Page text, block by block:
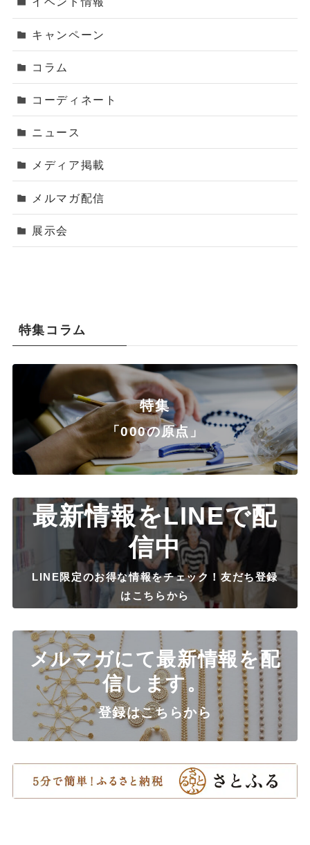
キャンペーン
コラム
コーディネート
ニュース
メディア掲載
メルマガ配信
展示会
特集コラム
特集
「000の原点」
最新情報をLINEで配
信中
LINE限定のお得な情報をチェック！友だち登録
はこちらから
メルマガにて最新情報を配
信します。
登録はこちらから